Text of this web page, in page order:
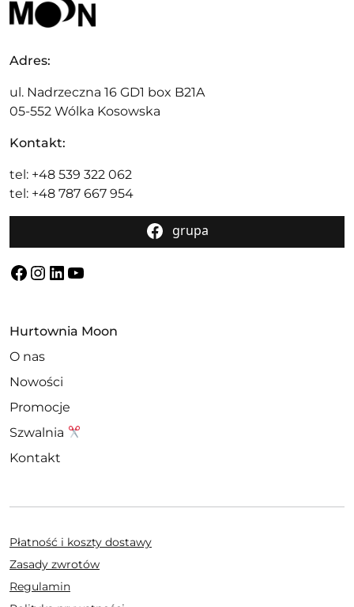
Adres:
ul. Nadrzeczna 16 GD1 box B21A
05-552 Wólka Kosowska
Kontakt:
tel: +48 539 322 062
tel: +48 787 667 954
grupa
Facebook
Instagram
LinkedIn
YouTube
Hurtownia Moon
O nas
Nowości
Promocje
Szwalnia
Kontakt
Płatność i koszty dostawy
Zasady zwrotów
Regulamin